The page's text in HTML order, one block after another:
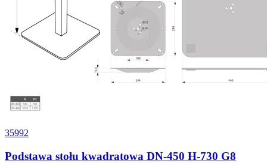
35992
Podstawa stołu kwadratowa DN-450 H-730 G8